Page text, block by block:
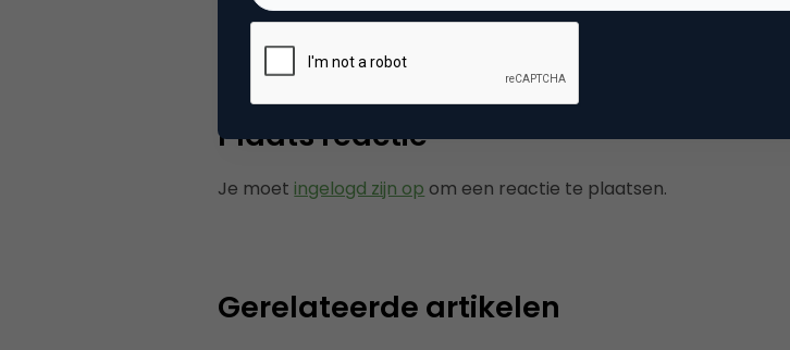
Tags bloggen, social media marketing
Plaats reactie
Je moet ingelogd zijn op om een reactie te plaatsen.
Gerelateerde artikelen